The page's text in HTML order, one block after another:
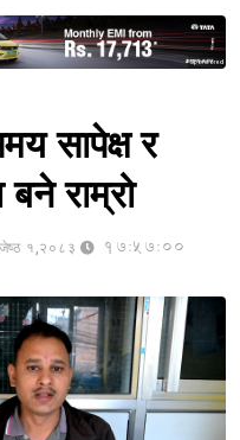
Sponsored
सापेक्ष र
राम्रो
१,२०८३ 17:57:00